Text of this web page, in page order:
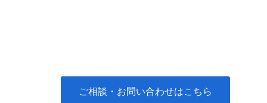
ご相談・お問い合わせはこちら